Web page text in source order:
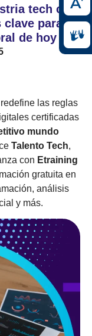
tech con
clave para el
de hoy
redefine las reglas
certificadas
mundo
Talento Tech,
con Etraining
gratuita en
análisis
y más.